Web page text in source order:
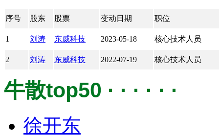
序号 股东 股票 变动日期 职位
1 刘涛 东威科技 2023-05-18 核心技术人员
2 刘涛 东威科技 2022-07-19 核心技术人员
牛散top50 · · · · · ·
徐开东